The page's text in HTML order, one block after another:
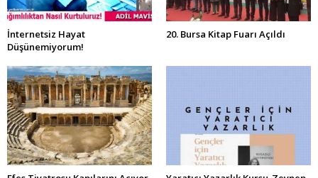
İnternetsiz Hayat
Düşünemiyorum!
20. Bursa Kitap Fuarı Açıldı